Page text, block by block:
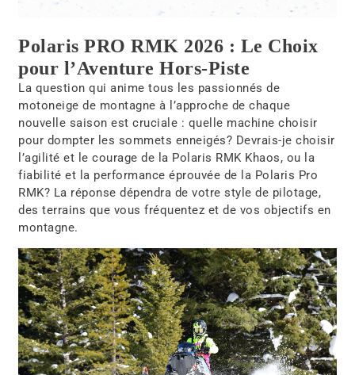
Polaris PRO RMK 2026 : Le Choix
pour l’Aventure Hors-Piste
La question qui anime tous les passionnés de
motoneige de montagne à l’approche de chaque
nouvelle saison est cruciale : quelle machine choisir
pour dompter les sommets enneigés? Devrais-je choisir
l’agilité et le courage de la Polaris RMK Khaos, ou la
fiabilité et la performance éprouvée de la Polaris Pro
RMK? La réponse dépendra de votre style de pilotage,
des terrains que vous fréquentez et de vos objectifs en
montagne.